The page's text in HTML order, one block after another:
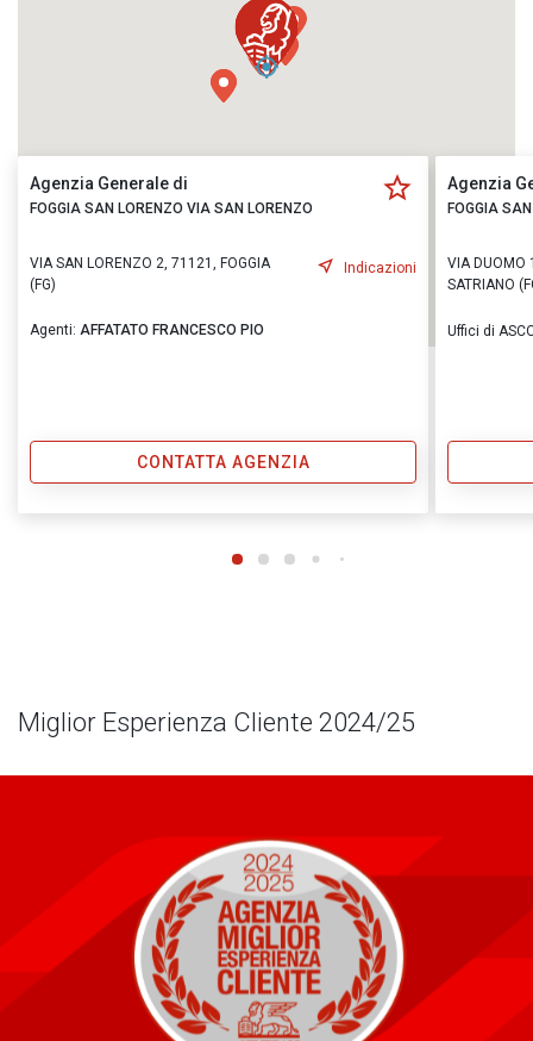
Agenzia Generale di
FOGGIA SAN LORENZO VIA SAN LORENZO
VIA SAN LORENZO 2, 71121, FOGGIA
(FG)
Indicazioni
Agenti: AFFATATO FRANCESCO PIO
CONTATTA AGENZIA
Agenzia
FOGGIA
VIA DUOMO
SATRIANO
Uffici di
Miglior Esperienza Cliente 2024/25